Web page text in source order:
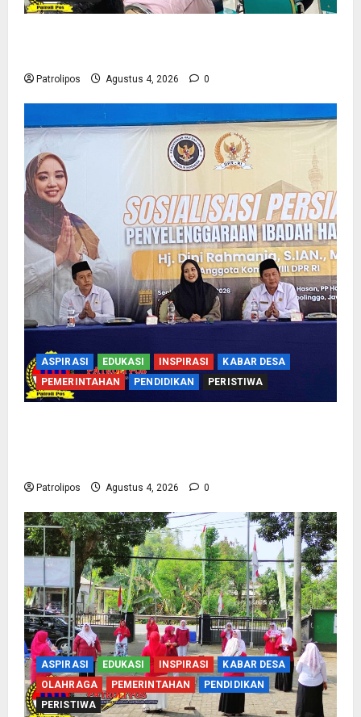
Patrolipos Agustus 4, 2026 0
ASPIRASI EDUKASI INSPIRASI
KABAR DESA
PEMERINTAHAN
PENDIDIKAN PERISTIWA
Patrolipos Agustus 4, 2026 0
ASPIRASI EDUKASI INSPIRASI
KABAR DESA
OLAHRAGA
PEMERINTAHAN
PENDIDIKAN
PERISTIWA